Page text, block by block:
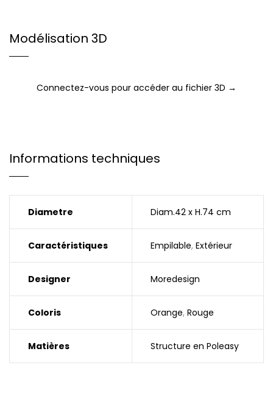
Modélisation 3D
Connectez-vous pour accéder au fichier 3D →
Informations techniques
Diametre Diam.42 x H.74 cm
Caractéristiques Empilable, Extérieur
Designer Moredesign
Coloris Orange, Rouge
Matières Structure en Poleasy